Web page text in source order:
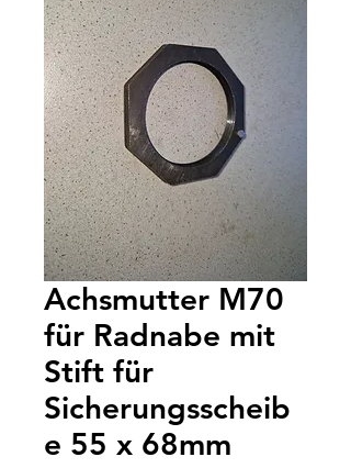
Achsmutter M70
für Radnabe mit
Stift für
Sicherungsscheib
e 55 x 68mm